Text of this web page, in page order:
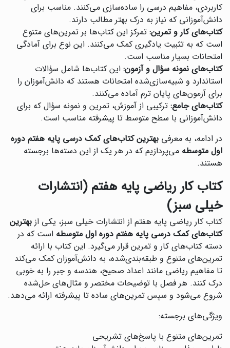
کاربردی، مفاهیم درسی را ساده‌سازی می‌کنند. مناسب برای
دانش‌آموزانی که نیاز به درک بهتر مطالب دارند.
کتاب‌های کار و تمرین: تمرکز این کتاب‌ها بر تمرین‌های متنوع
است که به تثبیت یادگیری کمک می‌کنند. این نوع برای آمادگی
امتحانات بسیار مناسب است.
کتاب‌های نمونه سؤال و آزمون: این کتاب‌ها شامل سؤالات
استاندارد و شبیه‌سازی‌شده امتحانات هستند که دانش‌آموزان را
برای آزمون‌های پایان ترم آماده می‌کنند.
کتاب‌های جامع: ترکیبی از آموزش، تمرین و نمونه سؤال که برای
دانش‌آموزانی با سطح متوسط تا پیشرفته مناسب است.
در ادامه، به معرفی بهترین کتاب‌های کمک درسی پایه هفتم دوره
اول متوسطه می‌پردازیم که در هر یک از این دسته‌ها برجسته
هستند.
کتاب کار ریاضی پایه هفتم (انتشارات
خیلی سبز)
کتاب کار ریاضی پایه هفتم از انتشارات خیلی سبز، یکی از بهترین
کتاب‌های کمک درسی پایه هفتم دوره اول متوسطه است که در
دسته کتاب‌های کار و تمرین قرار می‌گیرد. این کتاب با ارائه
تمرین‌های متنوع و طبقه‌بندی‌شده، به دانش‌آموزان کمک می‌کند
تا مفاهیم ریاضی مانند اعداد صحیح، هندسه و جبر را به خوبی
درک کنند. هر فصل با توضیحات مختصر و مثال‌های حل‌شده
شروع می‌شود و سپس تمرین‌های ساده تا پیشرفته ارائه می‌دهد.
ویژگی‌های برجسته:
تمرین‌های متنوع با پاسخ‌های تشریحی